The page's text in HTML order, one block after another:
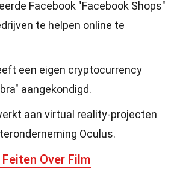
Facebook "Facebook Shops"
te helpen online te
een eigen cryptocurrency
aangekondigd.
aan virtual reality-projecten
Oculus.
Feiten Over Film